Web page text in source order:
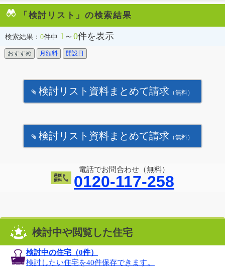
「検討リスト」の検索結果
検索結果： 0件中 1 ～ 0件を表示
おすすめ 月額料 開設日
検討リスト資料まとめて請求 （無料）
検討リスト資料まとめて請求 （無料）
電話でお問合わせ（無料）
0120-117-258
検討中や閲覧した住宅
検討中の住宅（0件）
検討したい住宅を40件保存できます。